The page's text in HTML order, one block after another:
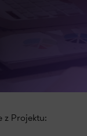
z Projektu: